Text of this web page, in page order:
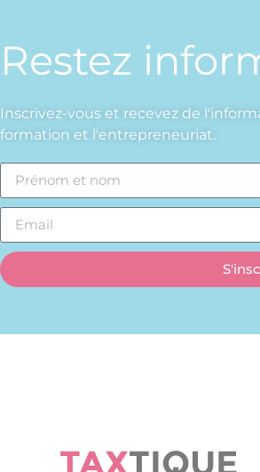
Restez
Inscrivez-vous et recevez de
formation et l'entrepreneuriat.
TAXTIQUE